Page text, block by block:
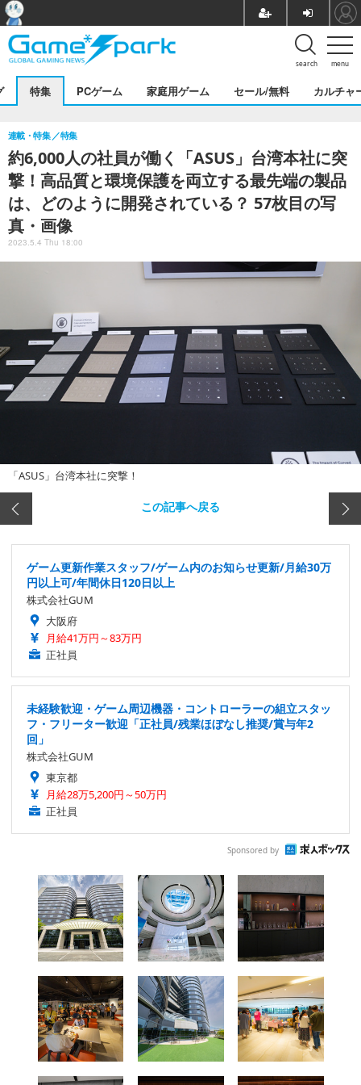
menu
search
特集 PCゲーム 家庭用ゲーム セール/無料 カルチャ
約6,000人の社員が働く「ASUS」台湾本社に突
撃！高品質と環境保護を両立する最先端の製品
は、どのように開発されている？ 57枚目の写
真・画像
連載・特集 特集
2023.5.4 Thu 18:00
「ASUS」台湾本社に突撃！
この記事へ戻る
ゲーム更新作業スタッフ/ゲーム内のお知らせ更新/月給30万
円以上可/年間休日120日以上
株式会社GUM
大阪府
月給41万円～83万円
正社員
未経験歓迎・ゲーム周辺機器・コントローラーの組立スタッ
フ・フリーター歓迎「正社員/残業ほぼなし推奨/賞与年2
回」
株式会社GUM
東京都
月給28万5,200円～50万円
正社員
Sponsored by